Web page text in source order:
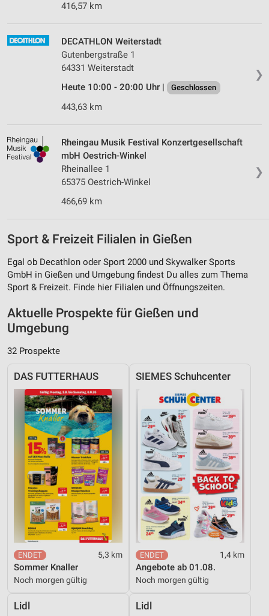
416,57 km
❯
DECATHLON Weiterstadt
Gutenbergstraße 1
64331 Weiterstadt
Heute 10:00 - 20:00 Uhr |
Geschlossen
443,63 km
❯
Rheingau Musik Festival Konzertgesellschaft
mbH Oestrich-Winkel
Rheinallee 1
65375 Oestrich-Winkel
466,69 km
Sport & Freizeit Filialen in Gießen
Egal ob Decathlon oder Sport 2000 und Skywalker Sports
GmbH in Gießen und Umgebung findest Du alles zum Thema
Sport & Freizeit. Finde hier Filialen und Öffnungszeiten.
Aktuelle Prospekte für Gießen und
Umgebung
32 Prospekte
DAS FUTTERHAUS
5,3 km
Sommer Knaller
Noch morgen gültig
SIEMES Schuhcenter
1,4 km
Angebote ab 01.08.
Noch morgen gültig
Lidl Lidl